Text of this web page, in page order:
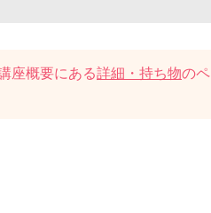
座概要にある詳細・持ち物のペ